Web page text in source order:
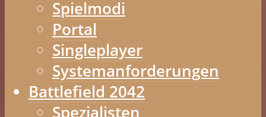
Spielmodi
Portal
Singleplayer
Systemanforderungen
Battlefield 2042
Spezialisten